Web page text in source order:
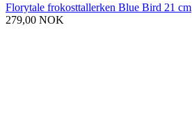
Florytale frokosttallerken Blue Bird 21 cm
279,00 NOK